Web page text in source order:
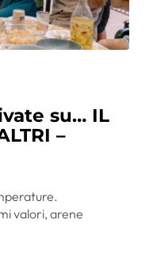
su… IL
–
valori, arene